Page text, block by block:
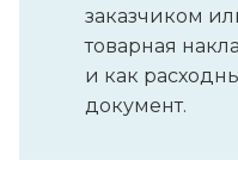
заказчиком
товарная
и как
документ.